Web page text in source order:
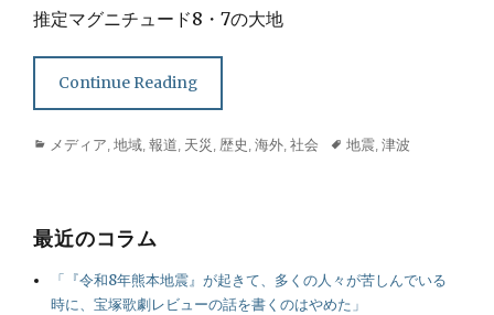
推定マグニチュード8・7の大地
Continue Reading
Categories
メディア 地域 報道 天災 歴史 海外 社会 Tags地震 津波
最近のコラム
「『令和8年熊本地震』が起きて、多くの人々が苦しんでいる
時に、宝塚歌劇レビューの話を書くのはやめた」